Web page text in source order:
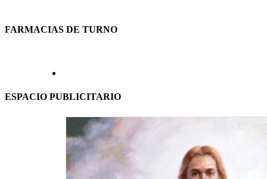
FARMACIAS DE TURNO
ESPACIO PUBLICITARIO